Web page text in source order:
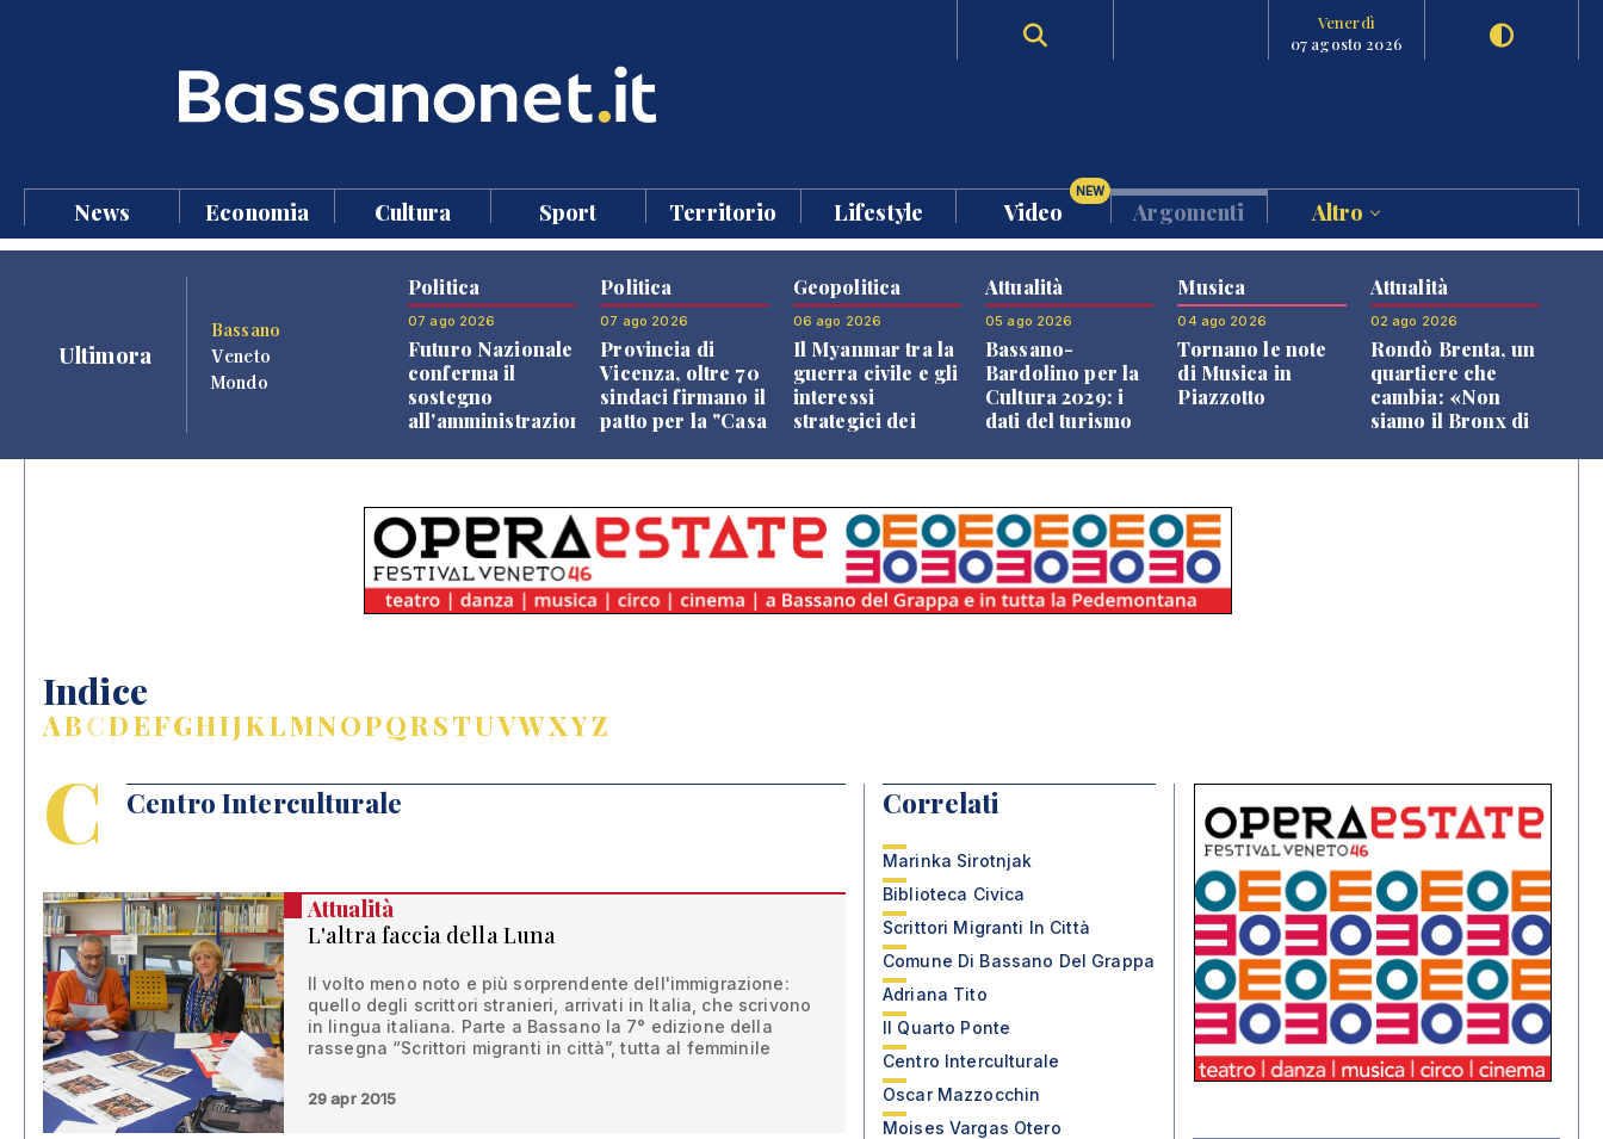
Venerdì
07 agosto 2026
News Economia Cultura Sport Territorio Lifestyle Video
NEW
Argomenti Altro
Ultimora
Bassano
Veneto
Mondo
Politica
07 ago 2026
Futuro Nazionale
conferma il
sostegno
all'amministrazione
Politica
07 ago 2026
Provincia di
Vicenza, oltre 70
sindaci firmano il
patto per la "Casa
Geopolitica
06 ago 2026
Il Myanmar tra la
guerra civile e gli
interessi
strategici dei
Attualità
05 ago 2026
Bassano-
Bardolino per la
Cultura 2029: i
dati del turismo
Musica
04 ago 2026
Tornano le note
di Musica in
Piazzotto
Attualità
02 ago 2026
Rondò Brenta, un
quartiere che
cambia: «Non
siamo il Bronx di
Indice
ABCDEFGHIJKLMNOPQRSTUVWXYZ
C Centro Interculturale
Attualità
L'altra faccia della Luna
Il volto meno noto e più sorprendente dell'immigrazione:
quello degli scrittori stranieri, arrivati in Italia, che scrivono
in lingua italiana. Parte a Bassano la 7° edizione della
rassegna “Scrittori migranti in città”, tutta al femminile
29 apr 2015
Correlati
Marinka Sirotnjak
Biblioteca Civica
Scrittori Migranti In Città
Comune Di Bassano Del Grappa
Adriana Tito
Il Quarto Ponte
Centro Interculturale
Oscar Mazzocchin
Moises Vargas Otero